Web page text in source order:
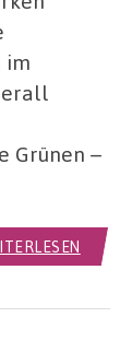
im
Grünen –